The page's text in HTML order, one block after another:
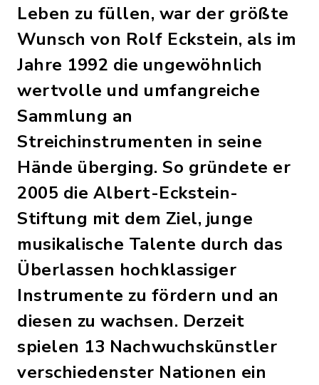
Leben zu füllen, war der größte
Wunsch von Rolf Eckstein, als im
Jahre 1992 die ungewöhnlich
wertvolle und umfangreiche
Sammlung an
Streichinstrumenten in seine
Hände überging. So gründete er
2005 die Albert-Eckstein-
Stiftung mit dem Ziel, junge
musikalische Talente durch das
Überlassen hochklassiger
Instrumente zu fördern und an
diesen zu wachsen. Derzeit
spielen 13 Nachwuchskünstler
verschiedenster Nationen ein